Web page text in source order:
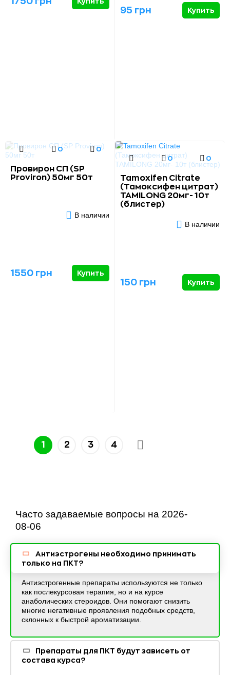
95 грн Купить
0 0
Провирон СП (SP
Proviron) 50мг 50т
В наличии
1550 грн Купить
0 0
Tamoxifen Citrate
(Тамоксифен цитрат)
TAMILONG 20мг- 10т
(блистер)
В наличии
150 грн Купить
1 2 3 4
Часто задаваемые вопросы на 2026-
08-06
Антиэстрогены необходимо принимать
только на ПКТ?
Антиэстрогенные препараты используются не только
как послекурсовая терапия, но и на курсе
анаболических стероидов. Они помогают снизить
многие негативные проявления подобных средств,
склонных к быстрой ароматизации.
Препараты для ПКТ будут зависеть от
состава курса?